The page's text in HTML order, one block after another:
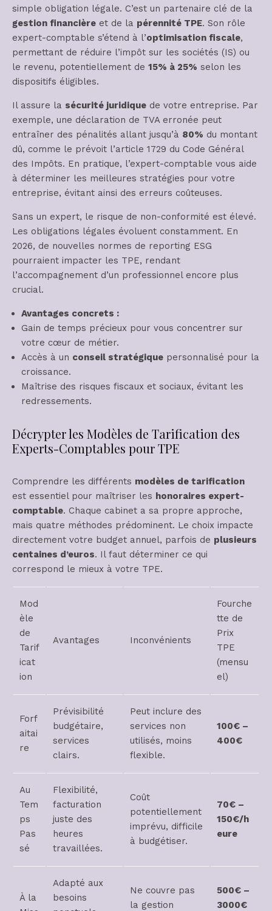
simple obligation légale. C’est un partenaire clé de la
gestion financière et de la pérennité TPE. Son rôle
expert-comptable s’étend à l’optimisation fiscale,
permettant de réduire l’impôt sur les sociétés (IS) ou
le revenu, potentiellement de 15% à 25% selon les
dispositifs éligibles.
Il assure la sécurité juridique de votre entreprise. Par
exemple, une déclaration de TVA erronée peut
entraîner des pénalités allant jusqu’à 80% du montant
dû, comme le prévoit l’article 1729 du Code Général
des Impôts. En pratique, l’expert-comptable vous aide
à déterminer les meilleures stratégies pour votre
entreprise, évitant ainsi des erreurs coûteuses.
Sans un expert, le risque de non-conformité est élevé.
Les obligations légales évoluent constamment. En
2026, de nouvelles normes de reporting ESG
pourraient impacter les TPE, rendant
l’accompagnement d’un professionnel encore plus
crucial.
Avantages concrets :
Gain de temps précieux pour vous concentrer sur
votre cœur de métier.
Accès à un conseil stratégique personnalisé pour la
croissance.
Maîtrise des risques fiscaux et sociaux, évitant les
redressements.
Décrypter les Modèles de Tarification des
Experts-Comptables pour TPE
Comprendre les différents modèles de tarification
est essentiel pour maîtriser les honoraires expert-
comptable. Chaque cabinet a sa propre approche,
mais quatre méthodes prédominent. Le choix impacte
directement votre budget annuel, parfois de plusieurs
centaines d’euros. Il faut déterminer ce qui
correspond le mieux à votre TPE.
Mod
èle
de
Tarif
icat
ion
Avantages Inconvénients
Fourche
tte de
Prix
TPE
(mensu
el)
Forf
aitai
re
Prévisibilité
budgétaire,
services
clairs.
Peut inclure des
services non
utilisés, moins
flexible.
100€ –
400€
Au
Tem
ps
Pas
sé
Flexibilité,
facturation
juste des
heures
travaillées.
Coût
potentiellement
imprévu, difficile
à budgétiser.
70€ –
150€/h
eure
À la
Adapté aux
besoins
Ne couvre pas
la gestion
500€ –
3000€